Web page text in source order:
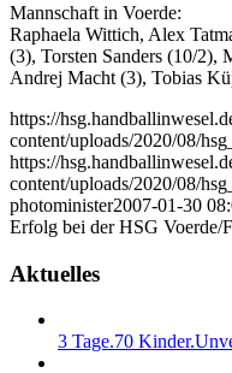
Mannschaft in Voerde:
Raphaela Wittich, Alex
(3), Torsten Sanders (10/2),
Andrej Macht (3), Tobias
https://
content/uploads/2020/08/
https://
content/uploads/2020/08/
photominister2007-01-30
Erfolg bei der HSG Voerde/
Aktuelles
3 Tage.70